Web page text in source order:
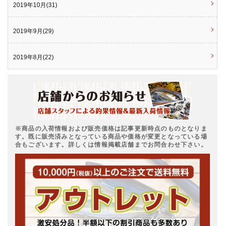
2019年10月(31)
2019年9月(29)
2019年8月(22)
※商品の入荷情報および販売価格は記事更新時点のものとなりま
す。既に販売済みとなっている商品や価格が変更となっている場
合もございます。詳しくは情報掲載店舗までお問合わせ下さい。